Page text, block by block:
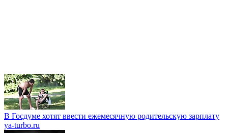
В Госдуме хотят ввести ежемесячную родительскую зарплату
ya-turbo.ru